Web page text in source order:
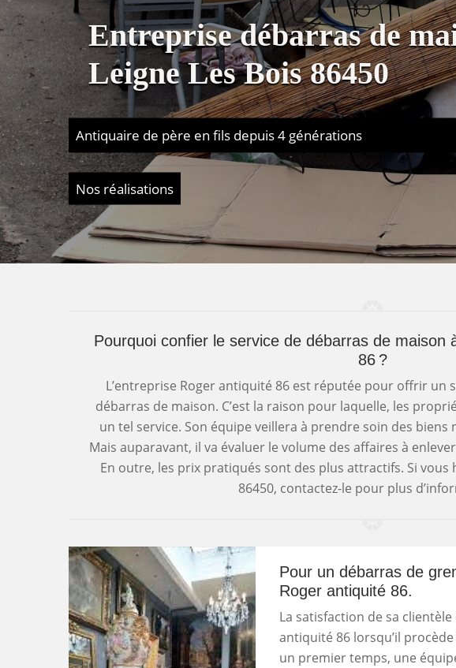
Entreprise débarras de
Leigne Les Bois 86450
Antiquaire de père en fils depuis 4 générations
Nos réalisations
Pourquoi confier le service de débarras de maison
86 ?
L’entreprise Roger antiquité 86 est réputée pour offrir un
débarras de maison. C’est la raison pour laquelle, les
un tel service. Son équipe veillera à prendre soin des biens
Mais auparavant, il va évaluer le volume des affaires à
En outre, les prix pratiqués sont des plus attractifs. Si vous
86450, contactez-le pour plus
Pour un débarras de
Roger antiquité 86.
La satisfaction de sa
antiquité 86 lorsqu’il
un premier temps, une